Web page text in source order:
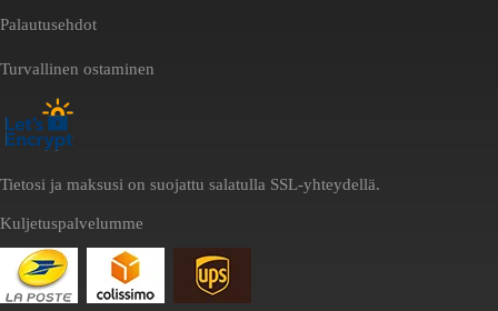
Palautusehdot
Turvallinen ostaminen
Tietosi ja maksusi on suojattu salatulla SSL-yhteydellä.
Kuljetuspalvelumme